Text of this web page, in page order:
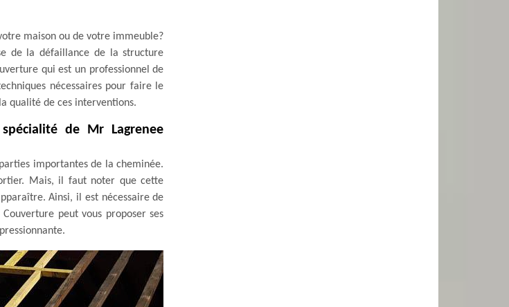
maison ou de votre immeuble?
de la défaillance de la structure
qui est un professionnel de
nécessaires pour faire le
qualité de ces interventions.
de Mr Lagrenee
importantes de la cheminée.
Mais, il faut noter que cette
Ainsi, il est nécessaire de
peut vous proposer ses